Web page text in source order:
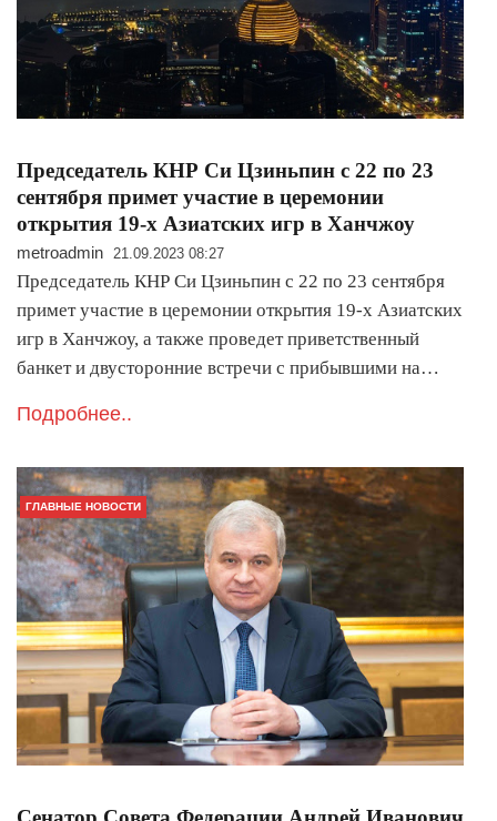
Председатель КНР Си Цзиньпин с 22 по 23
сентября примет участие в церемонии
открытия 19-х Азиатских игр в Ханчжоу
metroadmin 21.09.2023 08:27
Председатель КНР Си Цзиньпин с 22 по 23 сентября
примет участие в церемонии открытия 19-х Азиатских
игр в Ханчжоу, а также проведет приветственный
банкет и двусторонние встречи с прибывшими на…
Подробнее..
ГЛАВНЫЕ НОВОСТИ